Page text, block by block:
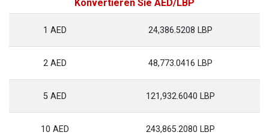
Konvertieren Sie AED/LBP
1 AED 24,386.5208 LBP
2 AED 48,773.0416 LBP
5 AED 121,932.6040 LBP
10 AED 243,865.2080 LBP